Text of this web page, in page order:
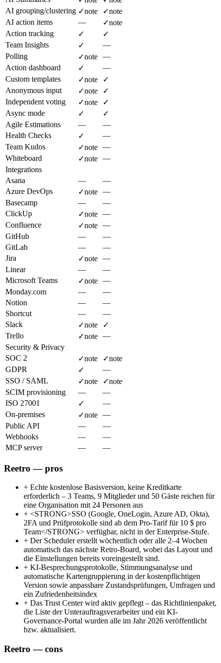
AI grouping/clustering ✓note ✓note
AI action items
— ✓note
Action tracking
✓
✓
Team Insights
✓
—
Polling
✓note —
Action dashboard
✓
—
Custom templates
✓note
✓
Anonymous input
✓note
✓
Independent voting
✓note
✓
Async mode
✓
✓
Agile Estimations
—
—
Health Checks
✓
—
Team Kudos
✓note —
Whiteboard
✓note —
Integrations
Asana
—
—
Azure DevOps
✓note —
Basecamp
—
—
ClickUp
✓note —
Confluence
✓note —
GitHub
—
—
GitLab
—
—
Jira
✓note —
Linear
—
—
Microsoft Teams
✓note —
Monday.com
—
—
Notion
—
—
Shortcut
—
—
Slack
✓note
✓
Trello
✓note —
Security & Privacy
SOC 2
✓note ✓note
GDPR
✓
—
SSO / SAML
✓note ✓note
SCIM provisioning
—
—
ISO 27001
✓
—
On-premises
✓note —
Public API
—
—
Webhooks
—
—
MCP server
— —
Reetro — pros
+ Echte kostenlose Basisversion, keine Kreditkarte
erforderlich – 3 Teams, 9 Mitglieder und 50 Gäste reichen für
eine Organisation mit 24 Personen aus
+ <STRONG>SSO (Google, OneLogin, Azure AD, Okta),
2FA und Prüfprotokolle sind ab dem Pro-Tarif für 10 $ pro
Team</STRONG> verfügbar, nicht in der Enterprise-Stufe.
+ Der Scheduler erstellt wöchentlich oder alle 2–4 Wochen
automatisch das nächste Retro-Board, wobei das Layout und
die Einstellungen bereits voreingestellt sind.
+ KI-Besprechungsprotokolle, Stimmungsanalyse und
automatische Kartengruppierung in der kostenpflichtigen
Version sowie anpassbare Zustandsprüfungen, Umfragen und
ein Zufriedenheitsindex
+ Das Trust Center wird aktiv gepflegt – das Richtlinienpaket,
die Liste der Unterauftragsverarbeiter und ein KI-
Governance-Portal wurden alle im Jahr 2026 veröffentlicht
bzw. aktualisiert.
Reetro — cons